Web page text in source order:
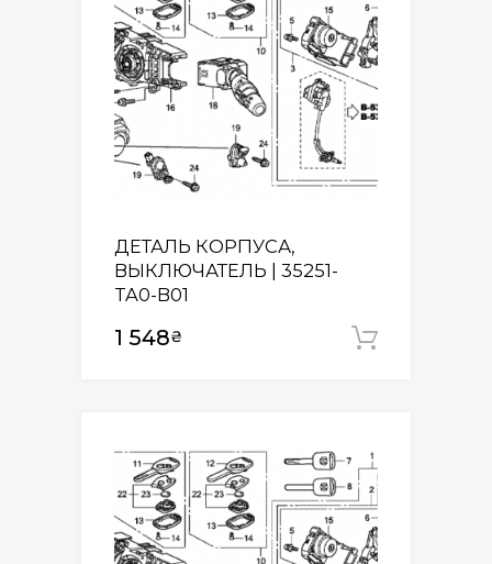
ДЕТАЛЬ КОРПУСА,
ВЫКЛЮЧАТЕЛЬ | 35251-
TA0-B01
1 548₴